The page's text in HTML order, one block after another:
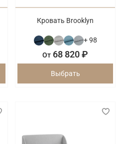
Кровать Brooklyn
+ 98
От 68 820 ₽
Выбрать